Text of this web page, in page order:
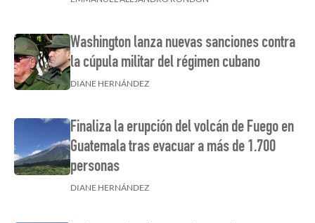
Washington lanza nuevas sanciones contra
la cúpula militar del régimen cubano
DIANE HERNÁNDEZ
Finaliza la erupción del volcán de Fuego en
Guatemala tras evacuar a más de 1.700
personas
DIANE HERNÁNDEZ